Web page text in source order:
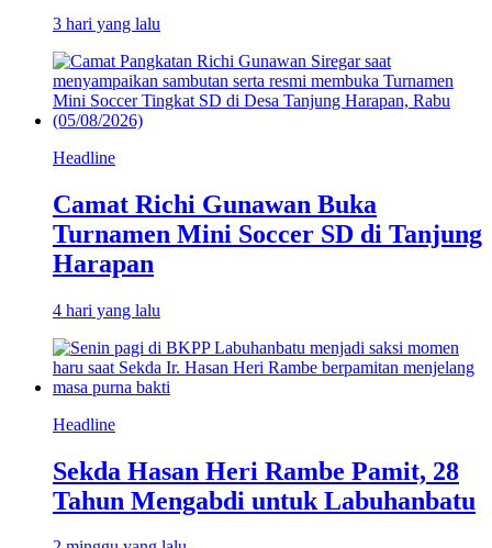
3 hari yang lalu
Headline
Camat Richi Gunawan Buka
Turnamen Mini Soccer SD di Tanjung
Harapan
4 hari yang lalu
Headline
Sekda Hasan Heri Rambe Pamit, 28
Tahun Mengabdi untuk Labuhanbatu